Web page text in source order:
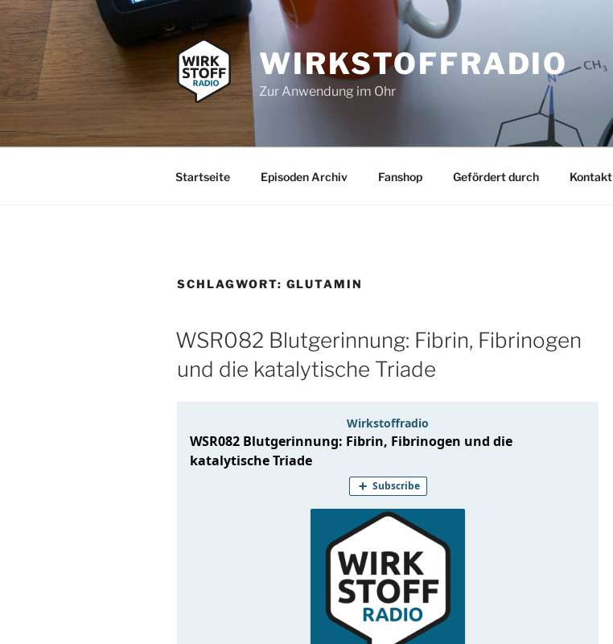
Zum
Inhalt
springen
WIRKSTOFFRADIO
Zur Anwendung im Ohr
Startseite Episoden Archiv Fanshop Gefördert durch Kontakt
SCHLAGWORT: GLUTAMIN
WSR082 Blutgerinnung: Fibrin, Fibrinogen
und die katalytische Triade